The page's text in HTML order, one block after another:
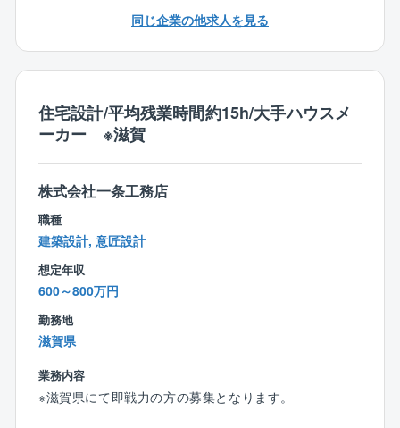
【就業時間について】
シフト制（所定労働時間：7時間55分 休憩：65分）
①日勤 8時30分～17時30分
③3交替 ①7:30～16:00 ②15:30～24:00 ③23:30
～8:00
プラント建設・改修工事における現場責任者として、
工事全体の管理を担当いただきます。
・プラント建設・改修工事の施工管理・工程管理、品
質管理、安全管理
・顧客や社内関係部署との調整・折衝・工事進捗の管
理および課題対応
【設計・エンジニアリング業務】
機械設備を中心としたプラント設備の設計・計画立案
を担当いただきます。
までのプロジェクト推進
・設備更新・能力増強・老朽化対策に関する計画立案
・顧客ニーズに応じた設備改善提案
・各種技術資料・仕様書の作成
■勤務環境：
・ベテラン社員も多数在籍しており、経験豊富なメン
同じ企業の他求人を見る
住宅設計/平均残業時間約15h/大手ハウスメ
ーカー ※滋賀
株式会社一条工務店
職種
建築設計, 意匠設計
想定年収
600～800万円
勤務地
滋賀県
業務内容
※滋賀県にて即戦力の方の募集となります。